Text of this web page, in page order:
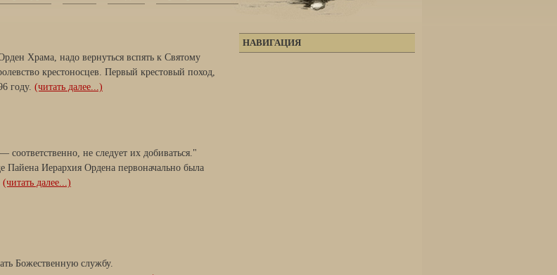
Храма, надо вернуться вспять к Святому
крестоносцев. Первый крестовый поход,
году. (читать далее...)
не следует их добиваться."
Пайена Иерархия Ордена первоначально была
(читать далее...)
Божественную службу.
НАВИГАЦИЯ